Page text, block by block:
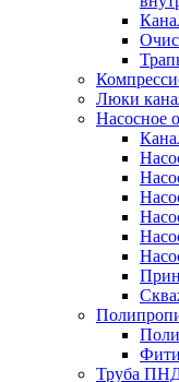
Люки
Насосное
Труба